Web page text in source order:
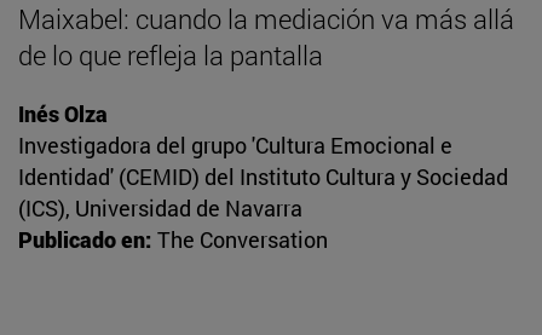
Maixabel: cuando la mediación va más allá
de lo que refleja la pantalla
Inés Olza
Investigadora del grupo 'Cultura Emocional e
Identidad' (CEMID) del Instituto Cultura y Sociedad
(ICS), Universidad de Navarra
Publicado en: The Conversation